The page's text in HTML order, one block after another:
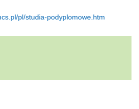
pl/studia-podyplomowe.htm